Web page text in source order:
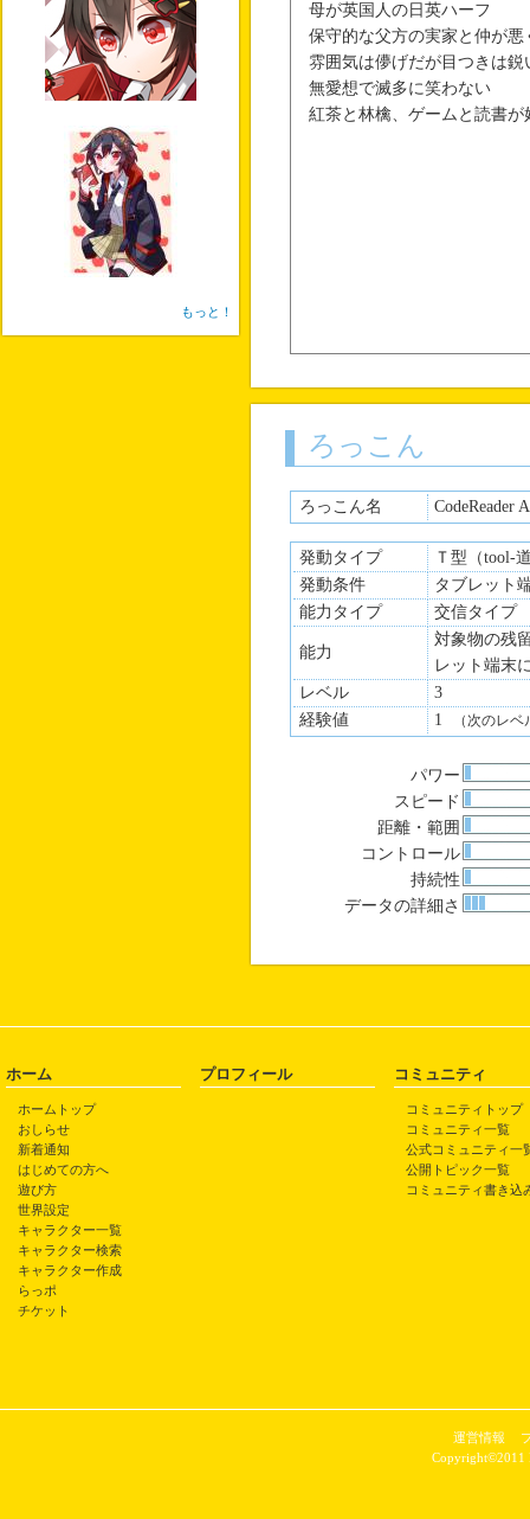
母が英国人の日英ハーフ
保守的な父方の実家と仲が
雰囲気は儚げだが目つきは鋭
無愛想で滅多に笑わない
紅茶と林檎、ゲームと読書が
アプリ開発もそれが所以
相手にその気がなくても気
ろっこん
ろっこん名 CodeReader
発動タイプ
Ｔ型（tool-
発動条件
タブレット
能力タイプ
交信タイプ
能力
対象物の残
レット端末
レベル
3
経験値
1 （次のレ
パワー
スピード
距離・範囲
コントロール
持続性
データの詳細さ
もっと！
ホーム
ホームトップ
おしらせ
新着通知
はじめての方へ
遊び方
世界設定
キャラクター一覧
キャラクター検索
キャラクター作成
らっポ
チケット
プロフィール コミュニティ
コミュニティトップ
コミュニティ一覧
公式コミュニティ一
公開トピック一覧
コミュニティ書き込
運営情報
Copyright©2011